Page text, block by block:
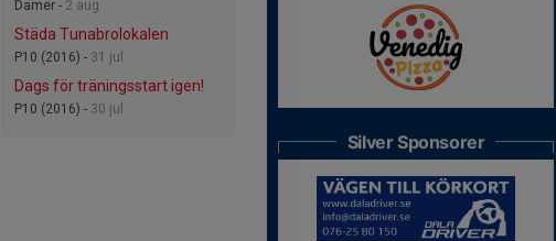
Damer - 2 aug
Städa Tunabrolokalen
P10 (2016) - 31 jul
Dags för träningsstart igen!
P10 (2016) - 30 jul
Silver Sponsorer